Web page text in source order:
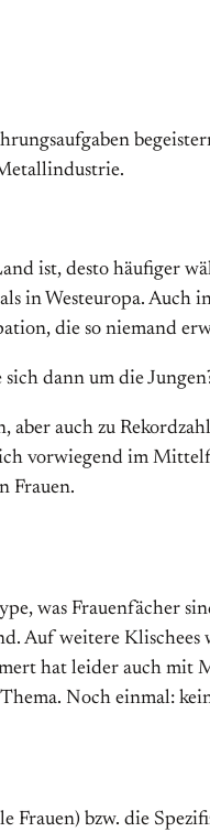
ist, desto häufiger
Westeuropa. Auch
die so niemand
dann um die
auch zu
vorwiegend im
Frauen.
was Frauenfächer
Auf weitere
hat leider auch
Noch einmal:
bzw. die